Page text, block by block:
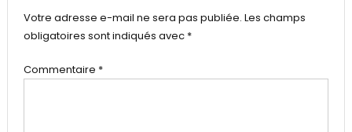
Votre adresse e-mail ne sera pas publiée. Les champs
obligatoires sont indiqués avec *
Commentaire *